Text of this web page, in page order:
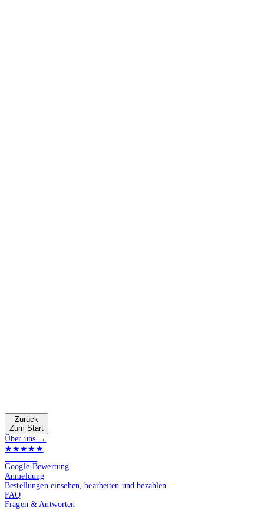
Zurück
Zum Start
Über uns →
★★★★★
Google-Bewertung
Anmeldung
Bestellungen einsehen, bearbeiten und bezahlen
FAQ
Fragen & Antworten